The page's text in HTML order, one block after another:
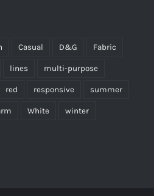
Casual D&G Fabric
lines multi-purpose
red responsive summer
White winter